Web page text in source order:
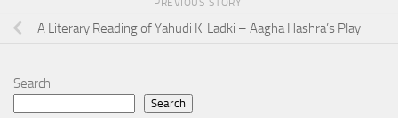
A Literary Reading of Yahudi Ki Ladki – Aagha Hashra’s Play
Search
Search